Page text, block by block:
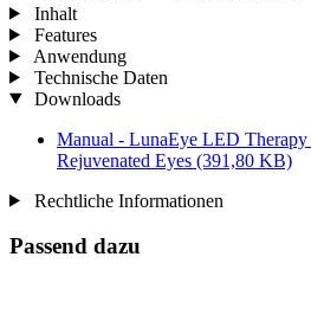
Inhalt
Features
Anwendung
Technische Daten
Downloads
Manual - LunaEye LED
Rejuvenated Eyes (391,80 KB)
Rechtliche Informationen
Passend dazu